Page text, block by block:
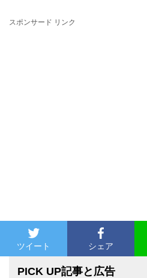
スポンサード リンク
ツイート シェア
PICK UP記事と広告